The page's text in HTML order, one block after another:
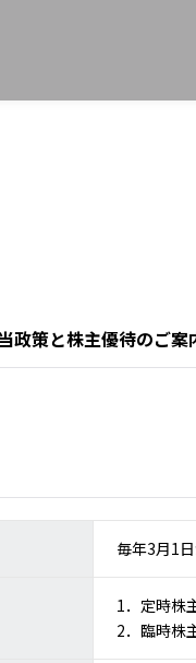
政策と株主優待のご案
毎年3月1
1．定時株
2．臨時株